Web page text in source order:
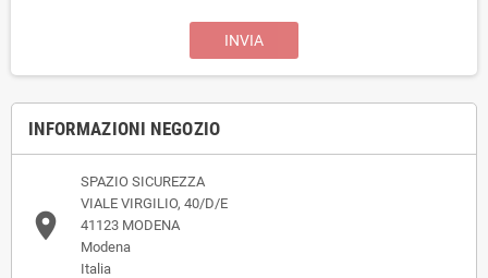
INFORMAZIONI NEGOZIO

SPAZIO SICUREZZA
VIALE VIRGILIO, 40/D/E
41123 MODENA
Modena
Italia